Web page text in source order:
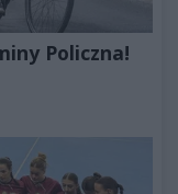
Policzna!